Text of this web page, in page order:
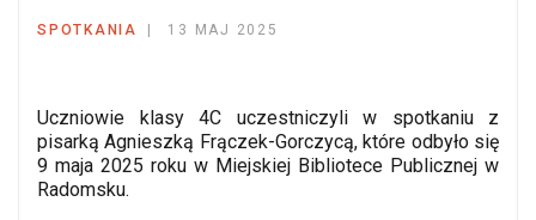
SPOTKANIA 13 MAJ 2025
Uczniowie klasy 4C uczestniczyli w spotkaniu z
pisarką Agnieszką Frączek-Gorczycą, które odbyło się
9 maja 2025 roku w Miejskiej Bibliotece Publicznej w
Radomsku.